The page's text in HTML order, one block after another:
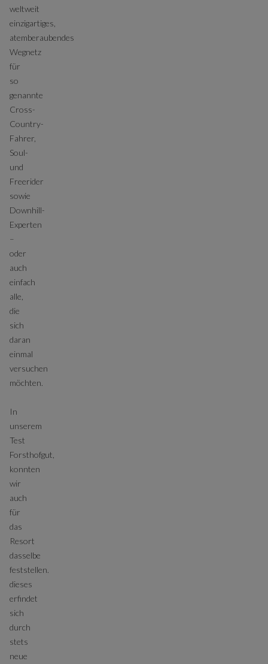
weltweit
einzigartiges,
atemberaubendes
Wegnetz
für
so
genannte
Cross-
Country-
Fahrer,
Soul-
und
Freerider
sowie
Downhill-
Experten
–
oder
auch
einfach
alle,
die
sich
daran
einmal
versuchen
möchten.
In
unserem
Test
Forsthofgut,
konnten
wir
auch
für
das
Resort
dasselbe
feststellen.
dieses
erfindet
sich
durch
stets
neue